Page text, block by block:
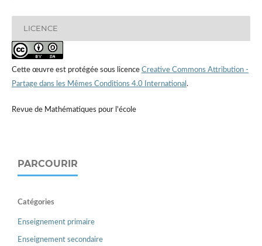
LICENCE
Cette œuvre est protégée sous licence Creative Commons Attribution -
Partage dans les Mêmes Conditions 4.0 International .
Revue de Mathématiques pour l'école
PARCOURIR
Catégories
Enseignement primaire
Enseignement secondaire